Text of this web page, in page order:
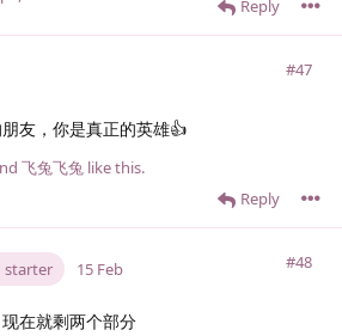
Reply
#47
友，你是真正的英雄👍
Reply
飞兔飞兔 like this.
starter #48
15 Feb
在就剩两个部分